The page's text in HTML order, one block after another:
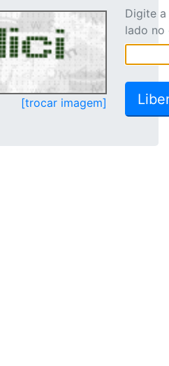
[trocar imagem]
Digite
lado no